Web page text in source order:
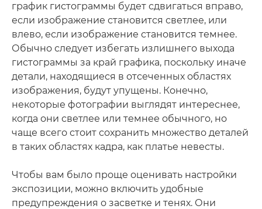
график гистограммы будет сдвигаться вправо,
если изображение становится светлее, или
влево, если изображение становится темнее.
Обычно следует избегать излишнего выхода
гистограммы за край графика, поскольку иначе
детали, находящиеся в отсеченных областях
изображения, будут упущены. Конечно,
некоторые фотографии выглядят интереснее,
когда они светлее или темнее обычного, но
чаще всего стоит сохранить множество деталей
в таких областях кадра, как платье невесты.
Чтобы вам было проще оценивать настройки
экспозиции, можно включить удобные
предупреждения о засветке и тенях. Они